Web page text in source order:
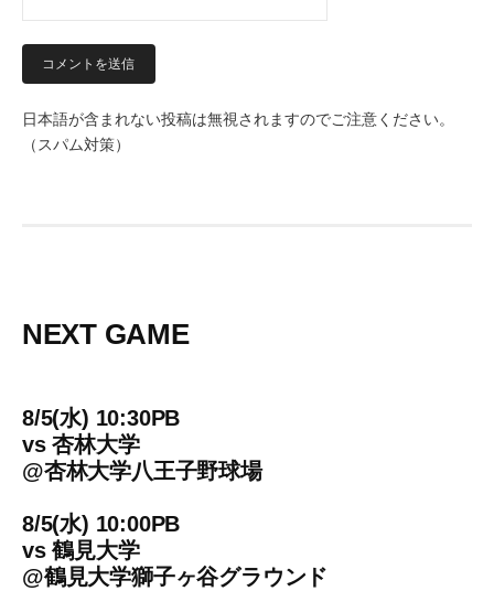
日本語が含まれない投稿は無視されますのでご注意ください。
（スパム対策）
NEXT GAME
8/5(水) 10:30PB
vs杏林大学
@杏林大学八王子野球場
8/5(水) 10:00PB
vs鶴見大学
@鶴見大学獅子ヶ谷グラウンド